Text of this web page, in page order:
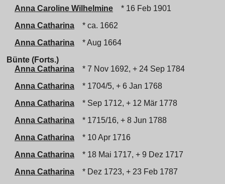
Anna Caroline Wilhelmine
* 16 Feb 1901
Anna Catharina
* ca. 1662
Anna Catharina
* Aug 1664
Bünte (Forts.)
Anna Catharina
* 7 Nov 1692, + 24 Sep 1784
Anna Catharina
* 1704/5, + 6 Jan 1768
Anna Catharina
* Sep 1712, + 12 Mär 1778
Anna Catharina
* 1715/16, + 8 Jun 1788
Anna Catharina
* 10 Apr 1716
Anna Catharina
* 18 Mai 1717, + 9 Dez 1717
Anna Catharina
* Dez 1723, + 23 Feb 1787